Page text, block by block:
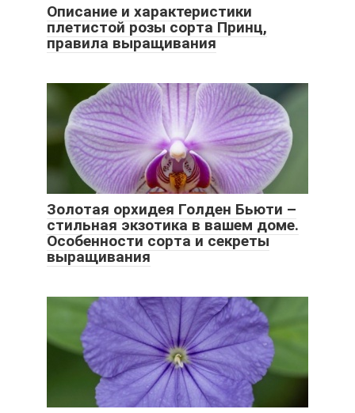
Описание и характеристики
плетистой розы сорта Принц,
правила выращивания
Золотая орхидея Голден Бьюти –
стильная экзотика в вашем доме.
Особенности сорта и секреты
выращивания